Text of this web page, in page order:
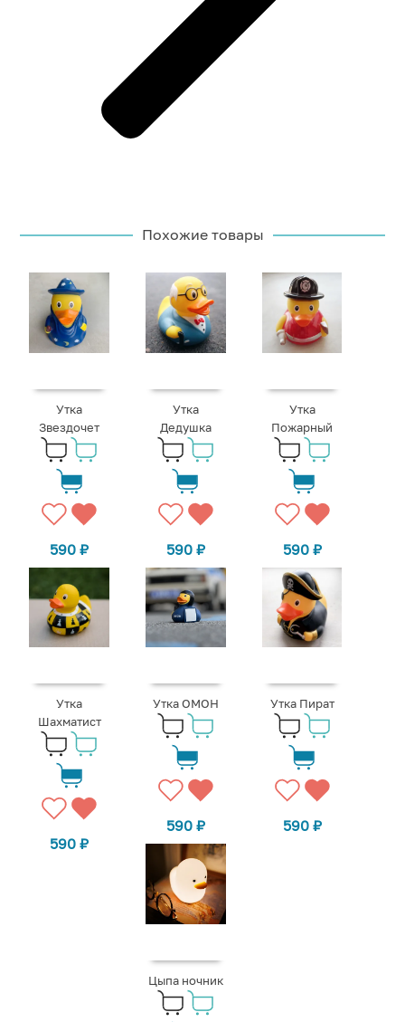
Похожие товары
Утка
Звездочет
590₽
Утка
Дедушка
590 ₽
Утка
Пожарный
590 ₽
Утка
Шахматист
590₽
Утка ОМОН
590 ₽
Утка Пират
590 ₽
Цыпа ночник